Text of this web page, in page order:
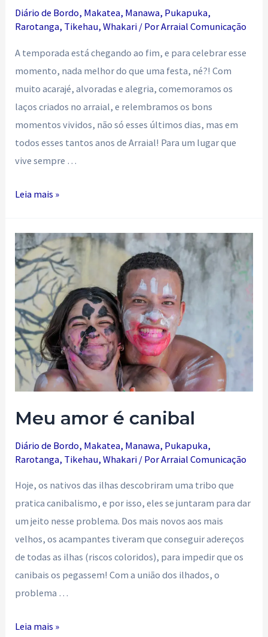
Diário de Bordo, Makatea, Manawa, Pukapuka,
Rarotanga, Tikehau,Whakari / PorArraial Comunicação
A temporada está chegando ao fim, e para celebrar esse
momento, nada melhor do que uma festa, né?! Com
muito acarajé, alvoradas e alegria, comemoramos os
laços criados no arraial, e relembramos os bons
momentos vividos, não só esses últimos dias, mas em
todos esses tantos anos de Arraial! Para um lugar que
vive sempre …
Juntos
Leia mais »
Meu amor é canibal
Diário de Bordo, Makatea, Manawa, Pukapuka,
Rarotanga, Tikehau,Whakari / PorArraial Comunicação
Hoje, os nativos das ilhas descobriram uma tribo que
pratica canibalismo, e por isso, eles se juntaram para dar
um jeito nesse problema. Dos mais novos aos mais
velhos, os acampantes tiveram que conseguir adereços
de todas as ilhas (riscos coloridos), para impedir que os
canibais os pegassem! Com a união dos ilhados, o
problema …
Meu
Leia mais »